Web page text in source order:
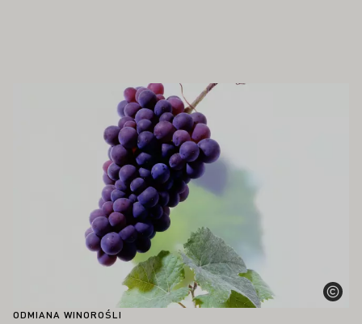
ODMIANA WINOROŚLI
Proszę dowiedzieć się więcej